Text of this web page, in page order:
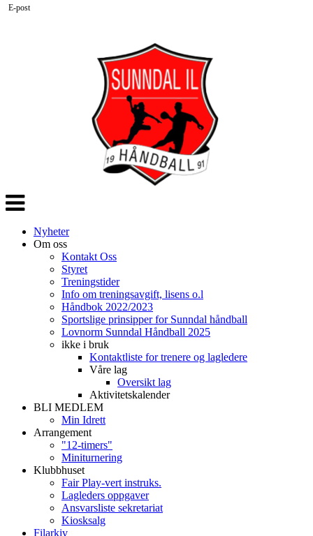
Veksle
navigasjon
Nyheter
Om oss
Kontakt Oss
Styret
Treningstider
Info om treningsavgift, lisens o.l
Håndbok 2022/2023
Sportslige prinsipper for Sunndal håndball
Lovnorm Sunndal Håndball 2025
ikke i bruk
Kontaktliste for trenere og lagledere
Våre lag
Oversikt lag
Aktivitetskalender
BLI MEDLEM
Min Idrett
Arrangement
"12-timers"
Miniturnering
Klubbhuset
Fair Play-vert instruks.
Lagleders oppgaver
Ansvarsliste sekretariat
Kiosksalg
Filarkiv
E-post